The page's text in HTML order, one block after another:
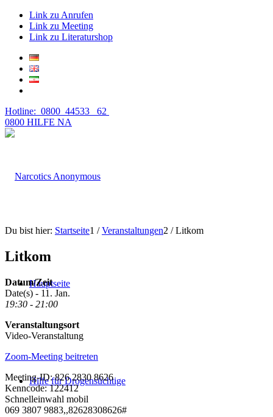
Link zu Anrufen
Link zu Meeting
Link zu Literaturshop
Hotline: 0800 44533 62
0800 HILFE NA
Hauptseite
Hilfe für Drogensüchtige
Du bist hier: Startseite1 / Veranstaltungen2 / Litkom
Litkom
Datum/Zeit
Date(s) - 11. Jan.
19:30 - 21:00
Veranstaltungsort
Video-Veranstaltung
Zoom-Meeting beitreten
Meeting-ID: 826 2830 8626
Kenncode: 122412
Schnelleinwahl mobil
069 3807 9883,,82628308626#